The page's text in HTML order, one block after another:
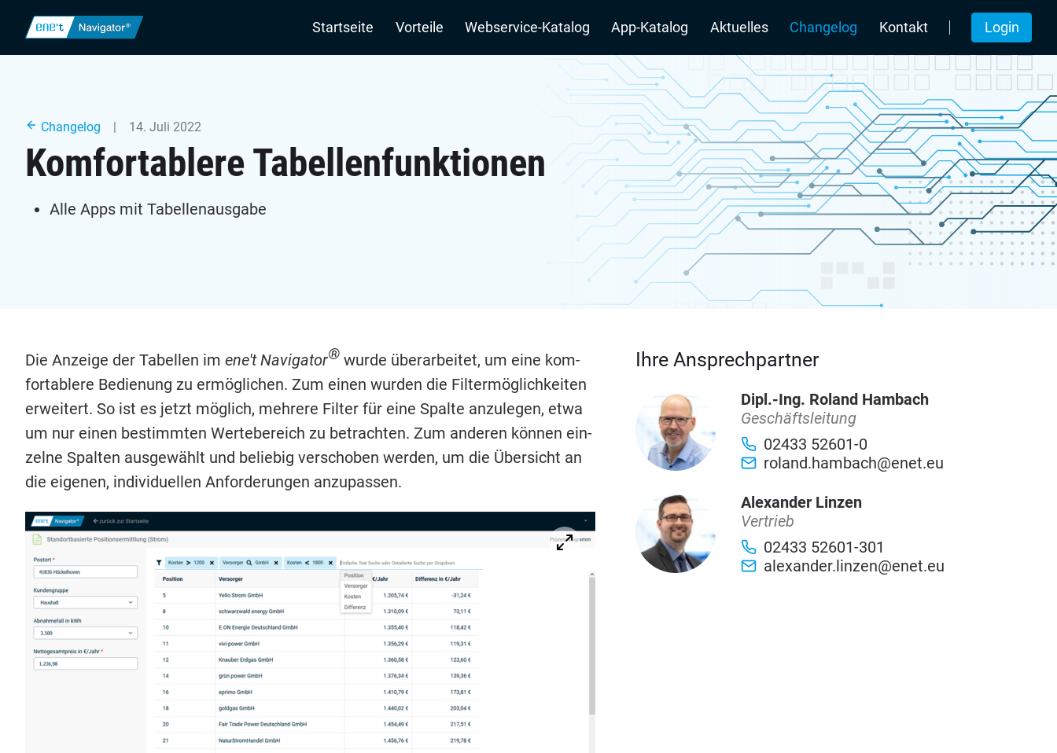
Navigation
Startseite Vorteile Webservice-Katalog App-Katalog Aktuelles Changelog Kontakt Login
Changelog | 14. Juli 2022
Komfortablere Tabellenfunktionen
Alle Apps mit Tabellenausgabe
Die Anzei­ge der Tabel­len im ene't Navi­ga­tor® wur­de über­ar­bei­tet, um eine kom­
for­ta­ble­re Bedie­nung zu ermög­li­chen. Zum einen wur­den die Fil­ter­mög­lich­kei­ten
erwei­tert. So ist es jetzt mög­lich, meh­re­re Fil­ter für eine Spal­te anzu­le­gen, etwa
um nur einen bestimm­ten Wer­te­be­reich zu betrach­ten. Zum ande­ren kön­nen ein­
zel­ne Spal­ten aus­ge­wählt und belie­big ver­scho­ben wer­den, um die Über­sicht an
die eige­nen, indi­vi­du­el­len Anfor­de­run­gen anzupassen.
Ihre Ansprechpartner
Dipl.-Ing. Roland Hambach
Geschäftsleitung
02433 52601-0
roland.hambach@enet.eu
Alexander Linzen
Vertrieb
02433 52601-301
alexander.linzen@enet.eu